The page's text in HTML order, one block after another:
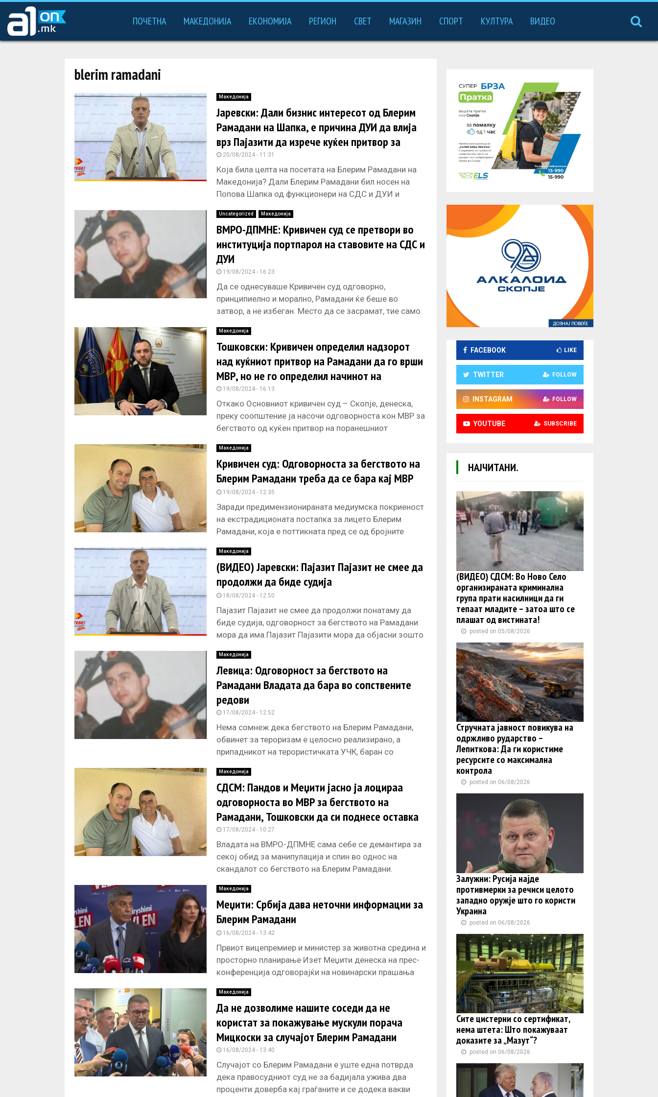
ПОЧЕТНА МАКЕДОНИЈА ЕКОНОМИЈА РЕГИОН СВЕТ МАГАЗИН СПОРТ КУЛТУРА ВИДЕО
blerim ramadani
Македонија
Јаревски: Дали бизнис интересот од Блерим
Рамадани на Шапка, е причина ДУИ да влија
врз Пајазити да изрече куќен притвор за
потоа да избега
20/08/2024 - 11:31
Која била целта на посетата на Блерим Рамадани на
Македонија? Дали Блерим Рамадани бил носен на
Попова Шапка од функционери на СДС и ДУИ и
Uncategorized Македонија
ВМРО-ДПМНЕ: Кривичен суд се претвори во
институција портпарол на ставовите на СДС и
ДУИ
19/08/2024 - 16:23
Да се однесуваше Кривичен суд одговорно,
принципиелно и морално, Рамадани ќе беше во
затвор, а не избеган. Место да се засрамат, тие само
Македонија
Тошковски: Кривичен определил надзорот
над куќниот притвор на Рамадани да го врши
МВР, но не го определил начинот на
извршување на надзорот
19/08/2024 - 16:13
Откако Основниот кривичен суд – Скопје, денеска,
преку соопштение ја насочи одговорноста кон МВР за
бегството од куќен притвор на поранешниот
Македонија
Кривичен суд: Одговорноста за бегството на
Блерим Рамадани треба да се бара кај МВР
19/08/2024 - 12:35
Заради предимензионираната медиумска покриеност
на екстрадиционата постапка за лицето Блерим
Рамадани, која е поттикната пред се од бројните
дополнително
Македонија
(ВИДЕО) Јаревски: Пајазит Пајазит не смее да
продолжи да биде судија
18/08/2024 - 12:50
Пајазит Пајазит не смее да продолжи понатаму да
биде судија, одговорност за бегството на Рамадани
мора да има.Пајазит Пајазити мора да објасни зошто
Македонија
Левица: Одговорност за бегството на
Рамадани Владата да бара во сопствените
редови
17/08/2024 - 12:52
Нема сомнеж дека бегството на Блерим Рамадани,
обвинет за тероризам е целосно реализирано, а
припадникот на терористичката УЧК, баран со
Македонија
СДСМ: Пандов и Меџити јасно ја лоцираа
одговорноста во МВР за бегството на
Рамадани, Тошковски да си поднесе оставка
17/08/2024 - 10:27
Владата на ВМРО-ДПМНЕ сама себе се демантира за
секој обид за манипулација и спин во однос на
скандалот со бегството на Блерим Рамадани.
Македонија
Меџити: Србија дава неточни информации за
Блерим Рамадани
16/08/2024 - 13:42
Првиот вицепремиер и министер за животна средина и
просторно планирање Изет Меџити денеска на прес-
конференција одговорајќи на новинарски прашања
Македонија
Да не дозволиме нашите соседи да не
користат за покажување мускули порача
Мицкоски за случајот Блерим Рамадани
16/08/2024 - 13:40
Случајот со Блерим Рамадани е уште една потврда
дека правосудниот суд не за бадијала ужива два
проценти доверба кај граѓаните и се додека вакви
FACEBOOK LIKE
TWITTER FOLLOW
INSTAGRAM FOLLOW
YOUTUBE SUBSCRIBE
НАЈЧИТАНИ.
(ВИДЕО) СДСМ: Во Ново Село
организираната криминална
група прати насилници да ги
тепаат младите – затоа што се
плашат од вистината!
posted on 05/08/2026
Стручната јавност повикува на
одржливо рударство –
Лепиткова: Да ги користиме
ресурсите со максимална
контрола
posted on 06/08/2026
Залужни: Русија најде
противмерки за речиси целото
западно оружје што го користи
Украина
posted on 06/08/2026
Сите цистерни со сертификат,
нема штета: Што покажуваат
доказите за „Мазут“?
posted on 06/08/2026